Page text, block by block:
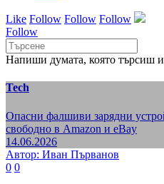
Like Follow Follow Follow
Follow
Напиши думата, която търсиш
Tech
Опасни фалшиви зарядни
свободно в Amazon и eBay
14.06.2026
Автор: Иван Първанов
0 0